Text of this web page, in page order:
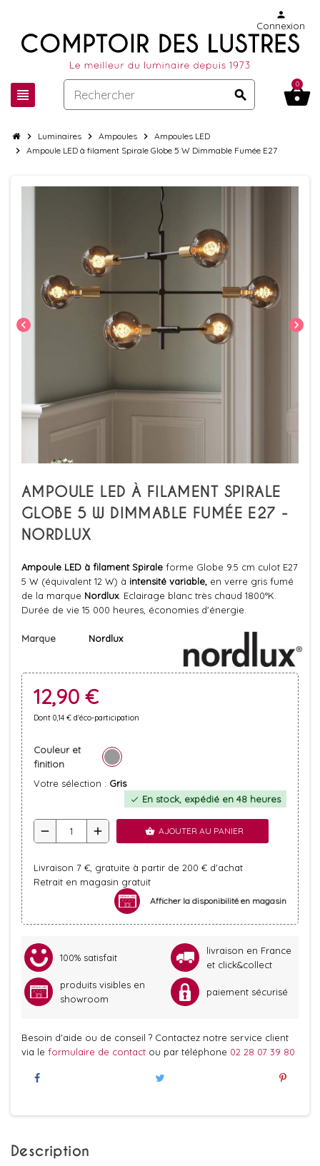
view_headline search
person
Connexion
shopping_basket
0
chevron_right Luminaires chevron_right Ampoules chevron_right Ampoules LED
chevron_right Ampoule LED à filament Spirale Globe 5 W Dimmable Fumée E27
chevron_left chevron_right
AMPOULE LED À FILAMENT SPIRALE
GLOBE 5 W DIMMABLE FUMÉE E27 -
NORDLUX
Ampoule LED à filament Spirale forme Globe 9.5 cm culot E27
5 W (équivalent 12 W) à intensité variable, en verre gris fumé
de la marque Nordlux. Eclairage blanc très chaud 1800°K.
Durée de vie 15 000 heures, économies d'énergie.
Marque Nordlux
12,90 €
Dont 0,14 € d'éco-participation
Couleur et
finition
Votre sélection : Gris
check En stock, expédié en 48 heures
remove add shopping_basket AJOUTER AU PANIER
Livraison 7 €, gratuite à partir de 200 € d'achat
Retrait en magasin gratuit
Afficher la disponibilité en magasin
100% satisfait
livraison en France
et click&collect
produits visibles en
showroom
paiement sécurisé
Besoin d'aide ou de conseil ? Contactez notre service client
via le formulaire de contact ou par téléphone 02 28 07 39 80
Description